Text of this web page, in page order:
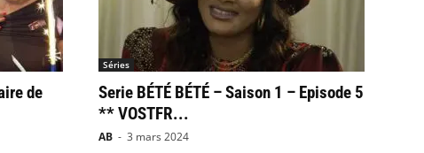
de
Séries
Serie BÉTÉ BÉTÉ – Saison 1 – Episode 5
** VOSTFR...
AB - 3 mars 2024